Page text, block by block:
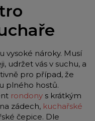
vysoké nároky. Musí
udržet vás v suchu, a
pro případ, že
plného hostů.
rondony s krátkým
zádech, kuchařské
čepice. Dle